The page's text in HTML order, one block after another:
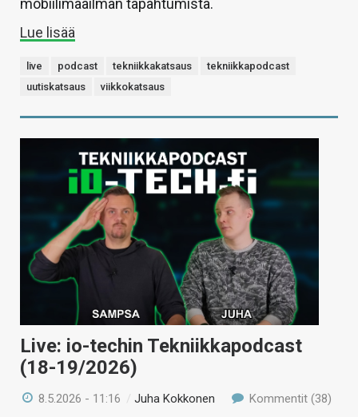
mobiilimaailman tapahtumista.
Lue lisää
live podcast tekniikkakatsaus
tekniikkapodcast
uutiskatsaus
viikkokatsaus
Live: io-techin Tekniikkapodcast
(18-19/2026)
8.5.2026 - 11:16 /Juha Kokkonen Kommentit (38)